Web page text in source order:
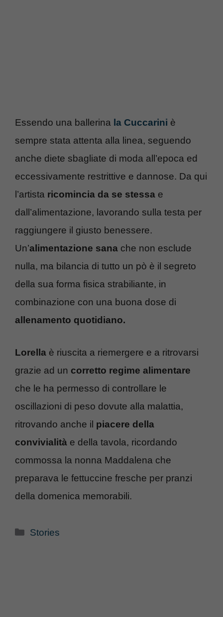
Essendo una ballerina la Cuccarini è
sempre stata attenta alla linea, seguendo
anche diete sbagliate di moda all’epoca ed
eccessivamente restrittive e dannose. Da qui
l’artista ricomincia da se stessa e
dall’alimentazione, lavorando sulla testa per
raggiungere il giusto benessere.
Un’alimentazione sana che non esclude
nulla, ma bilancia di tutto un pò è il segreto
della sua forma fisica strabiliante, in
combinazione con una buona dose di
allenamento quotidiano.
Lorella è riuscita a riemergere e a ritrovarsi
grazie ad un corretto regime alimentare
che le ha permesso di controllare le
oscillazioni di peso dovute alla malattia,
ritrovando anche il piacere della
convivialità e della tavola, ricordando
commossa la nonna Maddalena che
preparava le fettuccine fresche per pranzi
della domenica memorabili.
Categorie
Stories